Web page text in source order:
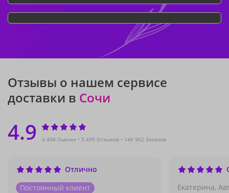
Отзывы о нашем сервисе
доставки в Сочи
4.9 4 408 Оценок 3 499 Отзывов 146 962 Заказов
Отлично
Постоянный клиент
Екатерина,